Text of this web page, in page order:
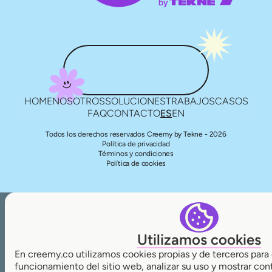
HOMENOSOTROSSOLUCIONESTRABAJOSCASOS
FAQCONTACTOESEN
Todos los derechos reservados Creemy by Tekne - 2026
Política de privacidad
Términos y condiciones
Política de cookies
Utilizamos cookies
En creemy.co utilizamos cookies propias y de terceros
funcionamiento del sitio web, analizar su uso y mostrar